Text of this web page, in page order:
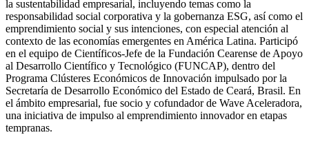
la sustentabilidad empresarial, incluyendo temas como la
responsabilidad social corporativa y la gobernanza ESG, así como el
emprendimiento social y sus intenciones, con especial atención al
contexto de las economías emergentes en América Latina. Participó
en el equipo de Científicos-Jefe de la Fundación Cearense de Apoyo
al Desarrollo Científico y Tecnológico (FUNCAP), dentro del
Programa Clústeres Económicos de Innovación impulsado por la
Secretaría de Desarrollo Económico del Estado de Ceará, Brasil. En
el ámbito empresarial, fue socio y cofundador de Wave Aceleradora,
una iniciativa de impulso al emprendimiento innovador en etapas
tempranas.